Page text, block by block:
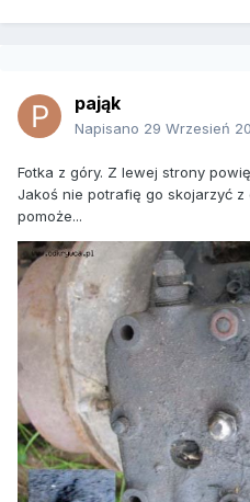
pająk
Napisano 29 Wrzesień
Fotka z góry. Z lewej strony
Jakoś nie potrafię go skojarzyć z
pomoże...